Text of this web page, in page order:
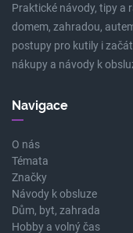
Praktické návody, tipy a
domem, zahradou,
postupy pro kutily i
nákupy a návody k
Navigace
O nás
Témata
Značky
Návody k obsluze
Dům, byt, zahrada
Hobby a volný čas